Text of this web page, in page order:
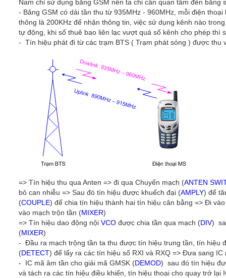
Nam chỉ sử dụng băng GSM nên ta chỉ cần quan tâm đến băng
- Băng GSM có dải tần thu từ 935MHz - 960MHz, mỗi điện
thông là 200KHz để nhận thông tin, việc sử dụng kênh nào
tự động, khi số thuê bao liên lạc vượt quá số kênh cho phép thì
- Tín hiệu phát đi từ các trạm BTS ( Trạm phát sóng ) được thu
=> Tín hiệu thu qua Anten => đi qua Chuyển mạch (ANTEN
bỏ can nhiễu => Sau đó tín hiệu được khuếch đại (AMPLY) để
(COUPLE) để chia tín hiệu thành hai tín hiệu cân bằng => Đi
vào mạch trộn tần (MIXER)
=> Tín hiệu dao động nội VCO được chia tần qua mạch (DIV)
(MIXER)
- Đầu ra mạch trộng tần ta thu được tín hiệu trung tần, tín hiệu
(DETECT) để lấy ra các tín hiệu số RXI và RXQ => Đưa sang IC
- IC mã âm tần cho giải mã GMSK (DEMOD) sau đó tín hiệu
và tách ra các tín hiệu điều khiển, tín hiệu thoại cho quay trở lại